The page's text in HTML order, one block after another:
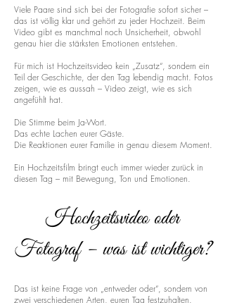
Viele Paare sind sich bei der Fotografie sofort sicher –
das ist völlig klar und gehört zu jeder Hochzeit. Beim
Video gibt es manchmal noch Unsicherheit, obwohl
genau hier die stärksten Emotionen entstehen.
Für mich ist Hochzeitsvideo kein „Zusatz“, sondern ein
Teil der Geschichte, der den Tag lebendig macht. Fotos
zeigen, wie es aussah – Video zeigt, wie es sich
angefühlt hat.
Die Stimme beim Ja-Wort.
Das echte Lachen eurer Gäste.
Die Reaktionen eurer Familie in genau diesem Moment.
Ein Hochzeitsfilm bringt euch immer wieder zurück in
diesen Tag – mit Bewegung, Ton und Emotionen.
Hochzeitsvideo oder
Fotograf – was ist wichtiger?
Das ist keine Frage von „entweder oder“, sondern von
zwei verschiedenen Arten, euren Tag festzuhalten.